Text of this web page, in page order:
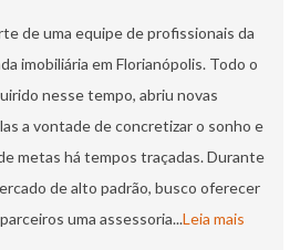
de uma equipe de profissionais da
imobiliária em Florianópolis. Todo o
nesse tempo, abriu novas
a vontade de concretizar o sonho e
metas há tempos traçadas.​ Durante
de alto padrão, busco oferecer
uma assessoria...Leia mais